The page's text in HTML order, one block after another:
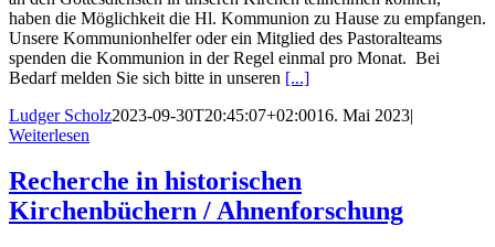
haben die Möglichkeit die Hl. Kommunion zu Hause zu empfangen.
Unsere Kommunionhelfer oder ein Mitglied des Pastoralteams
spenden die Kommunion in der Regel einmal pro Monat. Bei
Bedarf melden Sie sich bitte in unseren [...]
Ludger Scholz2023-09-30T20:45:07+02:0016. Mai 2023|
Weiterlesen
Recherche in historischen
Kirchenbüchern / Ahnenforschung